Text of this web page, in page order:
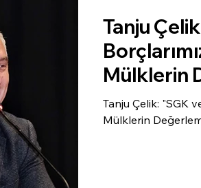
Tanju
Mülklerin
Tanju Çelik: "SGK
Mülklerin